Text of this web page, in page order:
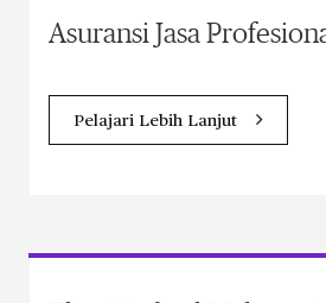
Asuransi Jasa
Pelajari Lebih Lanjut